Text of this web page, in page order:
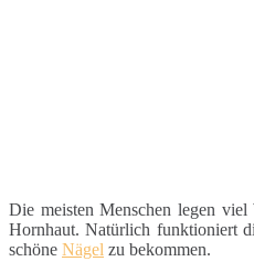
Die meisten Menschen legen
Hornhaut. Natürlich funktioniert
schöne Nägel zu bekommen.